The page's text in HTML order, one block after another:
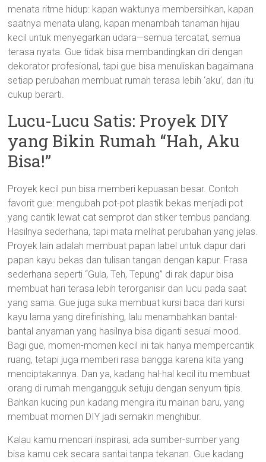
menata ritme hidup: kapan waktunya membersihkan, kapan
saatnya menata ulang, kapan menambah tanaman hijau
kecil untuk menyegarkan udara—semua tercatat, semua
terasa nyata. Gue tidak bisa membandingkan diri dengan
dekorator profesional, tapi gue bisa menuliskan bagaimana
setiap perubahan membuat rumah terasa lebih ‘aku’, dan itu
cukup berarti.
Lucu-Lucu Satis: Proyek DIY
yang Bikin Rumah “Hah, Aku
Bisa!”
Proyek kecil pun bisa memberi kepuasan besar. Contoh
favorit gue: mengubah pot-pot plastik bekas menjadi pot
yang cantik lewat cat semprot dan stiker tembus pandang.
Hasilnya sederhana, tapi mata melihat perubahan yang jelas.
Proyek lain adalah membuat papan label untuk dapur dari
papan kayu bekas dan tulisan tangan dengan kapur. Frasa
sederhana seperti “Gula, Teh, Tepung” di rak dapur bisa
membuat hari terasa lebih terorganisir dan lucu pada saat
yang sama. Gue juga suka membuat kursi baca dari kursi
kayu lama yang direfinishing, lalu menambahkan bantal-
bantal anyaman yang hasilnya bisa diganti sesuai mood.
Bagi gue, momen-momen kecil ini tak hanya mempercantik
ruang, tetapi juga memberi rasa bangga karena kita yang
menciptakannya. Dan ya, kadang hal-hal kecil itu membuat
orang di rumah mengangguk setuju dengan senyum tipis.
Bahkan kucing pun kadang mengira itu mainan baru, yang
membuat momen DIY jadi semakin menghibur.
Kalau kamu mencari inspirasi, ada sumber-sumber yang
bisa kamu cek secara santai tanpa tekanan. Gue kadang